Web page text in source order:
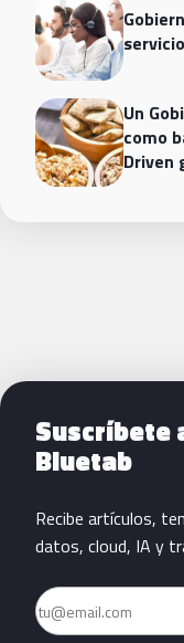
Un
como
Driven
Siguientes
Suscríbete
Bluetab
Recibe artículos,
datos, cloud, IA y
Email